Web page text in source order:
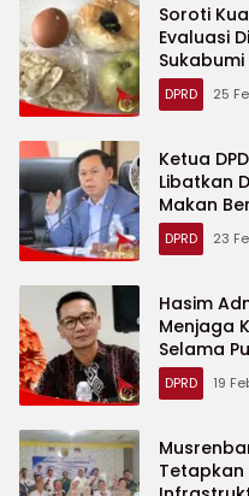
Soroti
Evaluasi
Sukabumi
DPRD 25
Ketua
Libatkan
Makan
DPRD 23
Hasim
Menjaga
Selama
DPRD 19
Tetapkan